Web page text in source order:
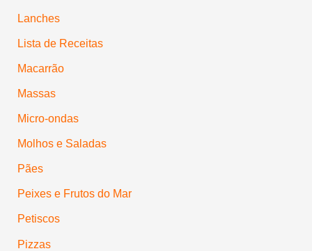
Lanches
Lista de Receitas
Macarrão
Massas
Micro-ondas
Molhos e Saladas
Pães
Peixes e Frutos do Mar
Petiscos
Pizzas